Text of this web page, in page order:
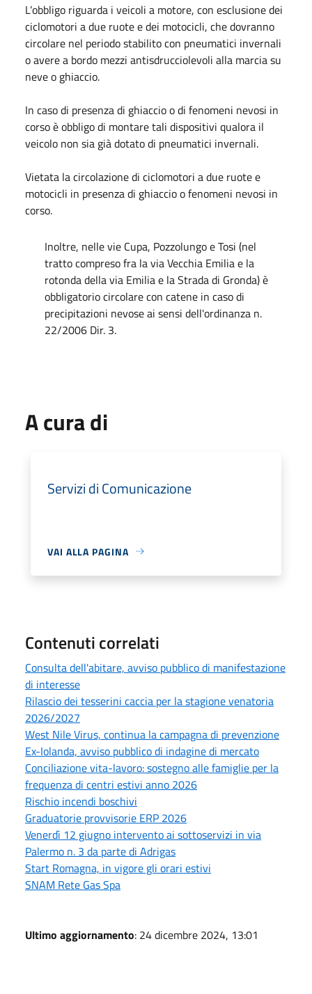
L’obbligo riguarda i veicoli a motore, con esclusione dei
ciclomotori a due ruote e dei motocicli, che dovranno
circolare nel periodo stabilito con pneumatici invernali
o avere a bordo mezzi antisdrucciolevoli alla marcia su
neve o ghiaccio.
In caso di presenza di ghiaccio o di fenomeni nevosi in
corso è obbligo di montare tali dispositivi qualora il
veicolo non sia già dotato di pneumatici invernali.
Vietata la circolazione di ciclomotori a due ruote e
motocicli in presenza di ghiaccio o fenomeni nevosi in
corso.
Inoltre, nelle vie Cupa, Pozzolungo e Tosi (nel
tratto compreso fra la via Vecchia Emilia e la
rotonda della via Emilia e la Strada di Gronda) è
obbligatorio circolare con catene in caso di
precipitazioni nevose ai sensi dell'ordinanza n.
22/2006 Dir. 3.
A cura di
Servizi di Comunicazione
VAI ALLA PAGINA
Contenuti correlati
Consulta dell'abitare, avviso pubblico di manifestazione
di interesse
Rilascio dei tesserini caccia per la stagione venatoria
2026/2027
West Nile Virus, continua la campagna di prevenzione
Ex-Iolanda, avviso pubblico di indagine di mercato
Conciliazione vita-lavoro: sostegno alle famiglie per la
frequenza di centri estivi anno 2026
Rischio incendi boschivi
Graduatorie provvisorie ERP 2026
Venerdì 12 giugno intervento ai sottoservizi in via
Palermo n. 3 da parte di Adrigas
Start Romagna, in vigore gli orari estivi
SNAM Rete Gas Spa
Ultimo aggiornamento: 24 dicembre 2024, 13:01